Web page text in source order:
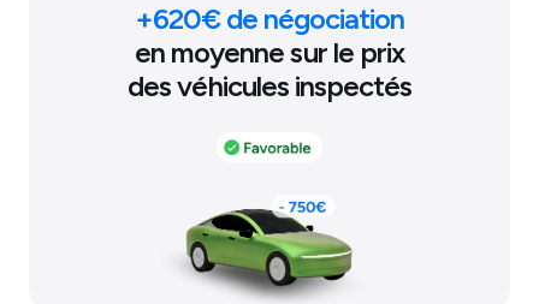
+620€ de négociation
en moyenne sur le prix
des véhicules inspectés